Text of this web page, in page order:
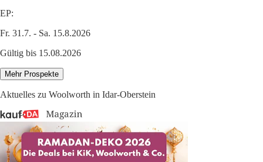
EP:
Fr. 31.7. - Sa. 15.8.2026
Gültig bis 15.08.2026
Mehr Prospekte
Aktuelles zu Woolworth in Idar-Oberstein